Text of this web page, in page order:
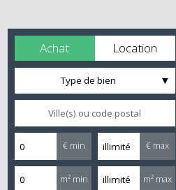
Achat Location
Type de bien
€ min € max